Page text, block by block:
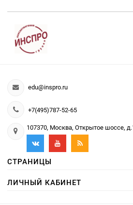
edu@inspro.ru
+7(495)787-52-65
107370, Москва, Открытое шоссе,
СТРАНИЦЫ
ЛИЧНЫЙ КАБИНЕТ